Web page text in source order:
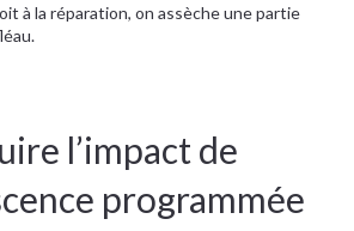
à la réparation, on assèche une partie
l’impact de
programmée